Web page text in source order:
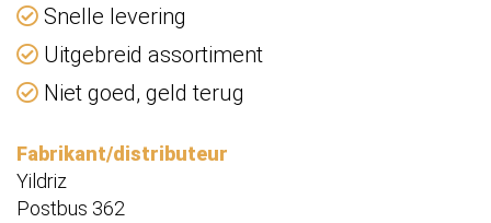
Snelle levering
Uitgebreid assortiment
Niet goed, geld terug
Fabrikant/distributeur
Yildriz
Postbus 362